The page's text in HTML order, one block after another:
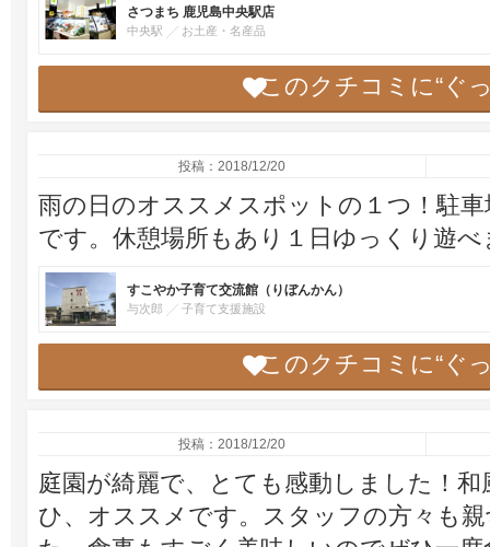
さつまち 鹿児島中央駅店
中央駅 お土産・名産品
このクチコミに“ぐ
投稿：2018/12/20
雨の日のオススメスポットの１つ！駐
です。休憩場所もあり１日ゆっくり遊
すこやか子育て交流館（りぼんかん）
与次郎 子育て支援施設
このクチコミに“ぐ
投稿：2018/12/20
庭園が綺麗で、とても感動しました！
ひ、オススメです。スタッフの方々も